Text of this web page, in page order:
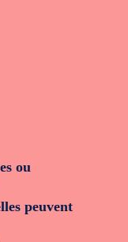
ou
peuvent